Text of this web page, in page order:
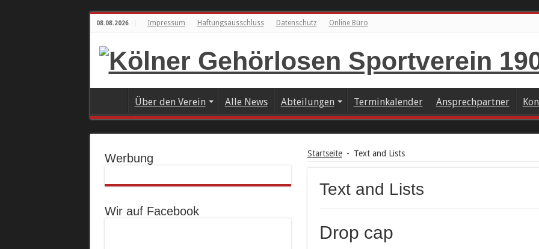
08.08.2026 Impressum Haftungsausschluss Datenschutz Online Büro
Über den Verein Alle News Abteilungen Terminkalender Ansprechpartner
Startseite - Text and Lists
Text and Lists
Drop cap
Werbung
Wir auf Facebook